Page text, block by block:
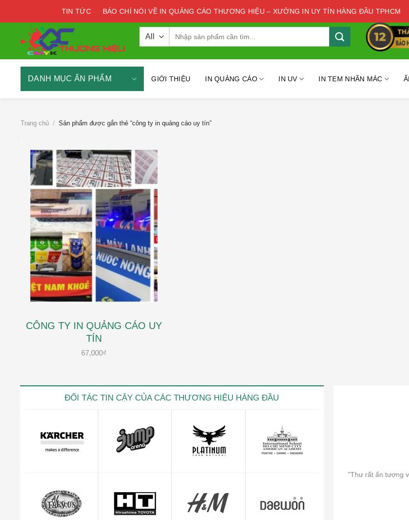
TIN TỨC BÁO CHÍ NÓI VỀ IN QUẢNG CÁO THƯƠNG HIỆU – XƯỞNG IN UY TÍN HÀNG ĐẦU TPHCM
DANH MỤC ẤN PHẨM GIỚI THIỆU IN QUẢNG CÁO IN UV IN TEM NHÃN MÁC
Trang chủ / Sản phẩm được gắn thẻ “công ty in quảng cáo uy tín”
CÔNG TY IN QUẢNG CÁO UY
TÍN
67,000₫
ĐỐI TÁC TIN CẬY CỦA CÁC THƯƠNG HIỆU HÀNG ĐẦU
"Thư rất ấn tượng
Kevin trọng